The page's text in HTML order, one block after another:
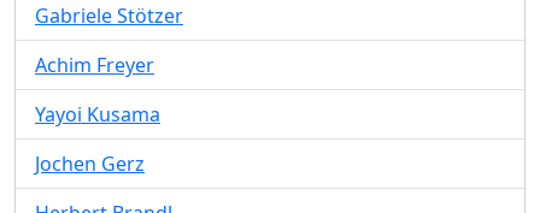
Gabriele Stötzer
Achim Freyer
Yayoi Kusama
Jochen Gerz